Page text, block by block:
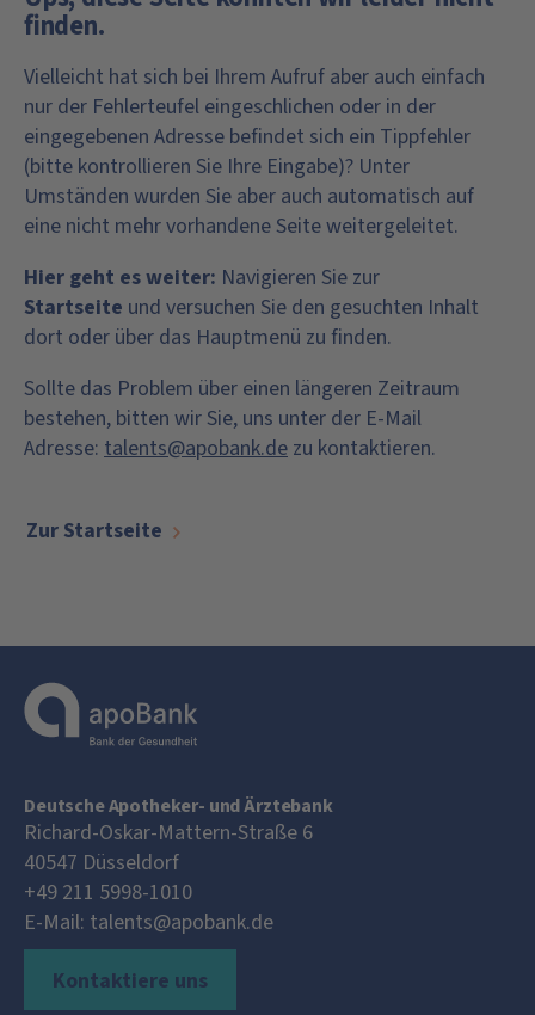
finden.
Vielleicht hat sich bei Ihrem Aufruf aber auch einfach
nur der Fehlerteufel eingeschlichen oder in der
eingegebenen Adresse befindet sich ein Tippfehler
(bitte kontrollieren Sie Ihre Eingabe)? Unter
Umständen wurden Sie aber auch automatisch auf
eine nicht mehr vorhandene Seite weitergeleitet.
Hier geht es weiter: Navigieren Sie zur
Startseite und versuchen Sie den gesuchten Inhalt
dort oder über das Hauptmenü zu finden.
Sollte das Problem über einen längeren Zeitraum
bestehen, bitten wir Sie, uns unter der E-Mail
Adresse: talents@apobank.de zu kontaktieren.
Zur Startseite
Deutsche Apotheker- und Ärztebank
Richard-Oskar-Mattern-Straße 6
40547 Düsseldorf
+49 211 5998-1010
E-Mail: talents@apobank.de
Kontaktiere uns